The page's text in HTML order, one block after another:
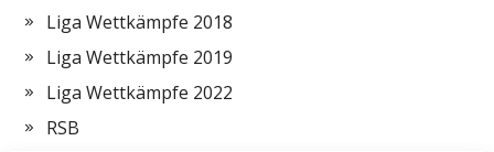
Liga Wettkämpfe 2018
Liga Wettkämpfe 2019
Liga Wettkämpfe 2022
RSB